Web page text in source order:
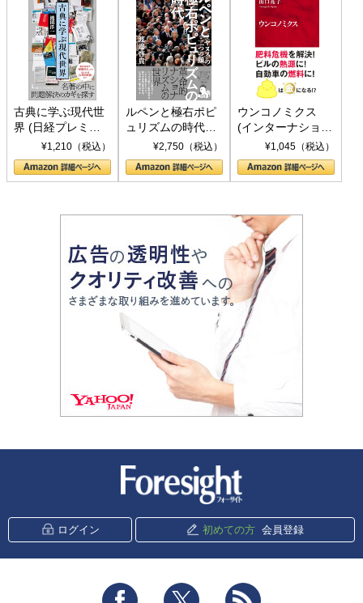
古典に学ぶ現代世
界 (日経プレミア
シリーズ)¥1,210（税込）
ルペンと極右ポピ
ュリズムの時代：
〈ヤヌス〉の二つ
の顔
¥2,750（税込）
ウンコノミクス
(インターナショナ
ル新書)¥1,045（税込）
ログイン 初めての方 会員登録
Facebook Twitter